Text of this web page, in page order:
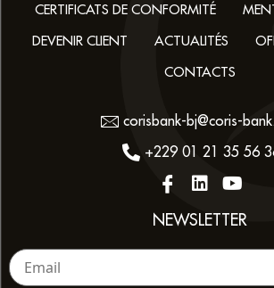
CERTIFICATS DE CONFORMITÉ
DEVENIR CLIENT
ACTUALITÉS
CONTACTS
corisbank-bj@coris-
+229 01 21 35 56
NEWSLETTER